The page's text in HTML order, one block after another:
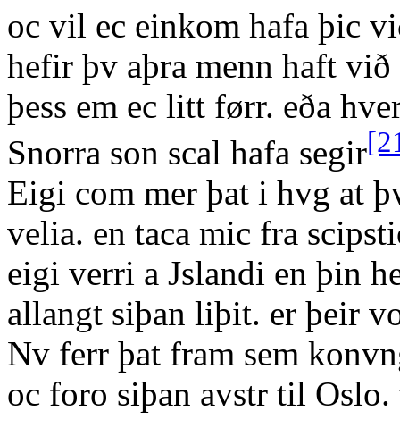
oc vil ec einkom hafa þic
hefir þv aþra menn haft
þess em ec litt førr. eða
Snorra son scal hafa segir
Eigi com mer þat i hvg at
velia. en taca mic fra
eigi verri a Jslandi en þin
allangt siþan liþit. er þeir
Nv ferr þat fram sem
oc foro siþan avstr til